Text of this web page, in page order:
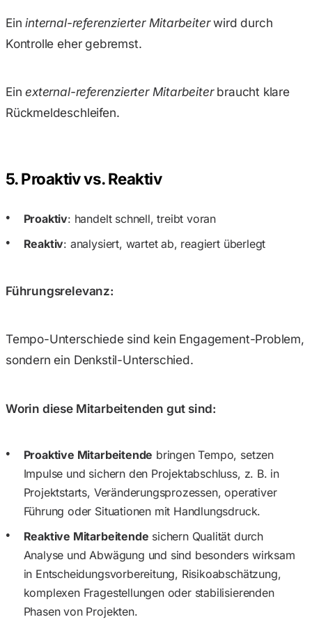
Eininternal-referenzierter Mitarbeiterwird durch
Kontrolle eher gebremst.
Einexternal-referenzierter Mitarbeiterbraucht klare
Rückmeldeschleifen.
5. Proaktiv vs. Reaktiv
Proaktiv: handelt schnell, treibt voran
Reaktiv: analysiert, wartet ab, reagiert überlegt
Führungsrelevanz:
Tempo-Unterschiede sind kein Engagement-Problem,
sondern ein Denkstil-Unterschied.
Worin diese Mitarbeitenden gut sind:
Proaktive Mitarbeitende bringen Tempo, setzen
Impulse und sichern den Projektabschluss, z. B. in
Projektstarts, Veränderungsprozessen, operativer
Führung oder Situationen mit Handlungsdruck.
Reaktive Mitarbeitende sichern Qualität durch
Analyse und Abwägung und sind besonders wirksam
in Entscheidungs­vorbereitung, Risikoabschätzung,
komplexen Fragestellungen oder stabilisierenden
Phasen von Projekten.